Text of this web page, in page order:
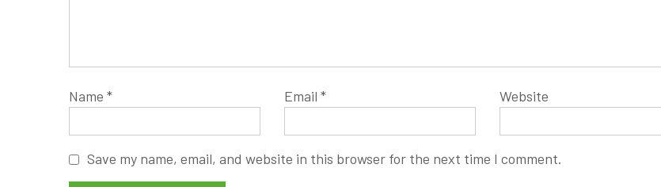
Name * Email * Website
Save my name, email, and website in this browser for the next time I comment.